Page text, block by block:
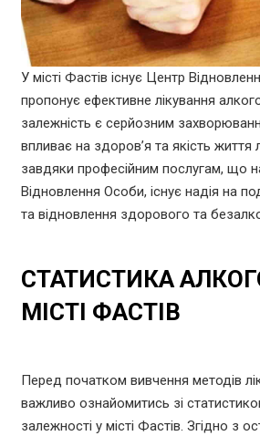
У місті Фастів існує Центр
пропонує ефективне лікування
залежність є серйозним
впливає на здоров’я та якість
завдяки професійним послугам, що
Відновлення Особи, існує надія на
та відновлення здорового та
СТАТИСТИКА
МІСТІ ФАСТІВ
Перед початком вивчення методів
важливо ознайомитись зі
залежності у місті Фастів. Згідно з